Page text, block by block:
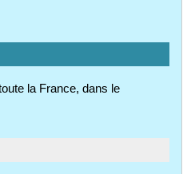
la France, dans le